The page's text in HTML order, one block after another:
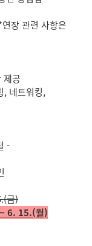
장 관련 사항은
제공
, 네트워킹,
-
금)
6. 15.(월)